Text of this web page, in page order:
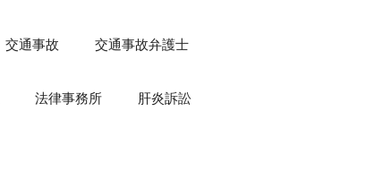
交通事故 交通事故弁護士
法律事務所 肝炎訴訟